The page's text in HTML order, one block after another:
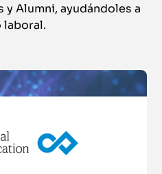
Alumni, ayudándoles a
laboral.